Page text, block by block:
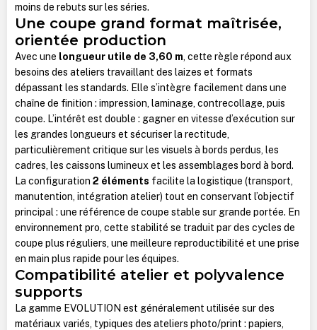
moins de rebuts sur les séries.
Une coupe grand format maîtrisée,
orientée production
Avec une longueur utile de 3,60 m, cette règle répond aux
besoins des ateliers travaillant des laizes et formats
dépassant les standards. Elle s’intègre facilement dans une
chaîne de finition : impression, laminage, contrecollage, puis
coupe. L’intérêt est double : gagner en vitesse d’exécution sur
les grandes longueurs et sécuriser la rectitude,
particulièrement critique sur les visuels à bords perdus, les
cadres, les caissons lumineux et les assemblages bord à bord.
La configuration 2 éléments facilite la logistique (transport,
manutention, intégration atelier) tout en conservant l’objectif
principal : une référence de coupe stable sur grande portée. En
environnement pro, cette stabilité se traduit par des cycles de
coupe plus réguliers, une meilleure reproductibilité et une prise
en main plus rapide pour les équipes.
Compatibilité atelier et polyvalence
supports
La gamme EVOLUTION est généralement utilisée sur des
matériaux variés, typiques des ateliers photo/print : papiers,